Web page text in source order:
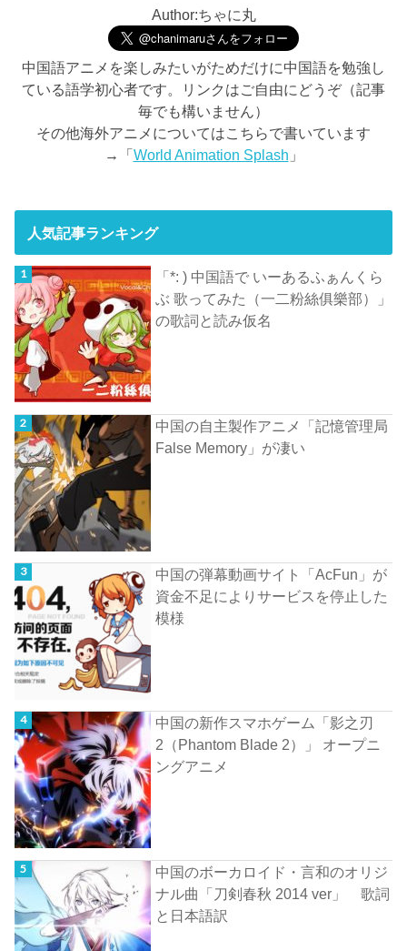
Author:ちゃに丸
中国語アニメを楽しみたいがためだけに中国語を勉強し
ている語学初心者です。リンクはご自由にどうぞ（記事
毎でも構いません）
その他海外アニメについてはこちらで書いています
→「World Animation Splash 」
人気記事ランキング
「*: ) 中国語で いーあるふぁんくら
ぶ 歌ってみた（一二粉絲俱樂部）」
の歌詞と読み仮名
中国の自主製作アニメ「記憶管理局
False Memory」が凄い
中国の弾幕動画サイト「AcFun」が
資金不足によりサービスを停止した
模様
中国の新作スマホゲーム「影之刃
2（Phantom Blade 2）」 オープニ
ングアニメ
中国のボーカロイド・言和のオリジ
ナル曲「刀剣春秋 2014 ver」 歌詞
と日本語訳